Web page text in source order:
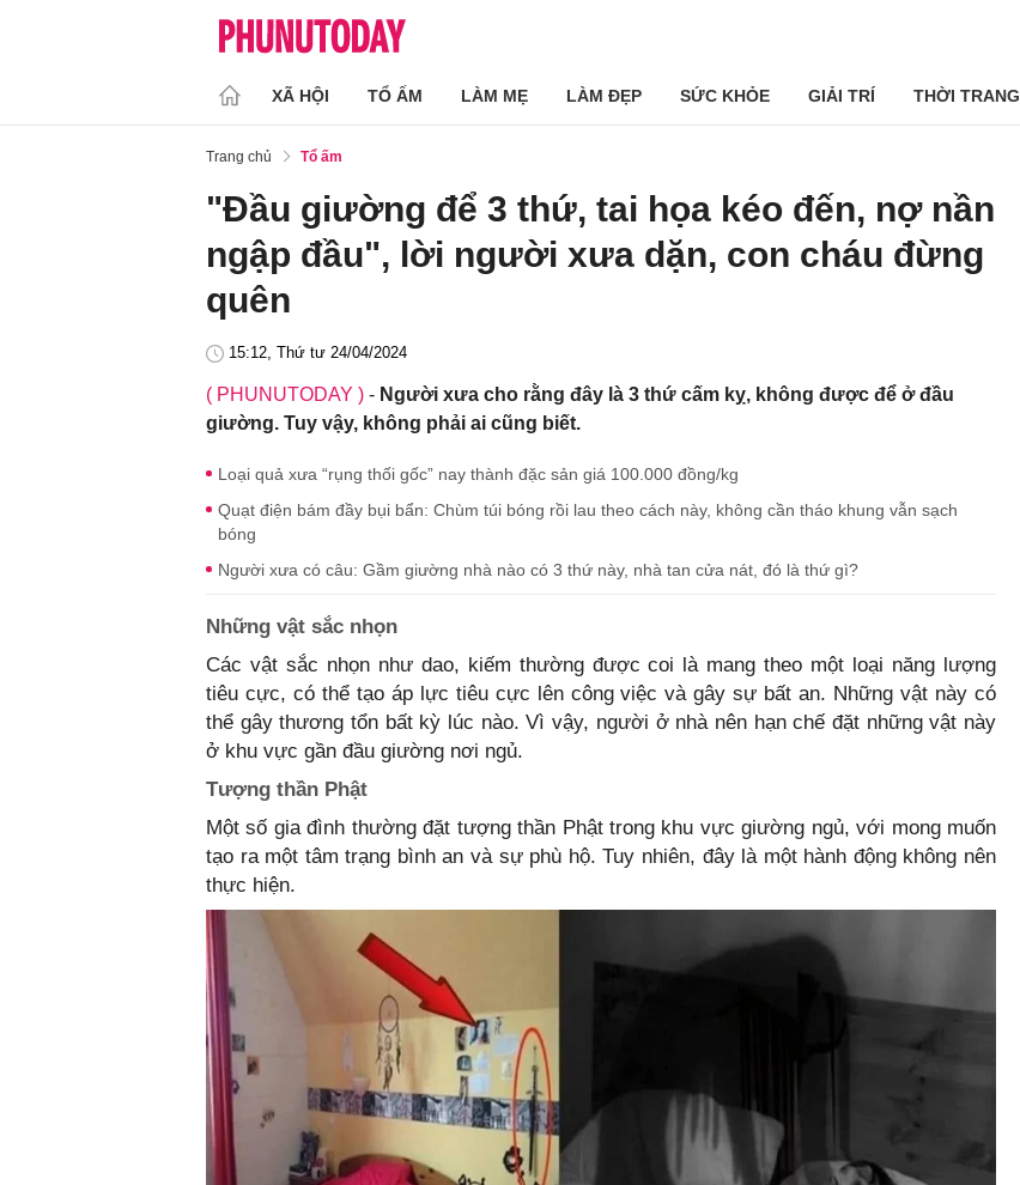
XÃ HỘI TỔ ẤM LÀM MẸ LÀM ĐẸP SỨC KHỎE GIẢI TRÍ THỜI TRANG
Trang chủ Tổ ấm
"Đầu giường để 3 thứ, tai họa kéo đến, nợ nần
ngập đầu", lời người xưa dặn, con cháu đừng
quên
15:12, Thứ tư 24/04/2024
( PHUNUTODAY ) - Người xưa cho rằng đây là 3 thứ cấm kỵ, không được để ở đầu
giường. Tuy vậy, không phải ai cũng biết.
Loại quả xưa “rụng thối gốc” nay thành đặc sản giá 100.000 đồng/kg
Quạt điện bám đầy bụi bẩn: Chùm túi bóng rồi lau theo cách này, không cần tháo khung vẫn sạch
bóng
Người xưa có câu: Gầm giường nhà nào có 3 thứ này, nhà tan cửa nát, đó là thứ gì?
Những vật sắc nhọn
Các vật sắc nhọn như dao, kiếm thường được coi là mang theo một loại năng lượng
tiêu cực, có thể tạo áp lực tiêu cực lên công việc và gây sự bất an. Những vật này có
thể gây thương tổn bất kỳ lúc nào. Vì vậy, người ở nhà nên hạn chế đặt những vật này
ở khu vực gần đầu giường nơi ngủ.
Tượng thần Phật
Một số gia đình thường đặt tượng thần Phật trong khu vực giường ngủ, với mong muốn
tạo ra một tâm trạng bình an và sự phù hộ. Tuy nhiên, đây là một hành động không nên
thực hiện.